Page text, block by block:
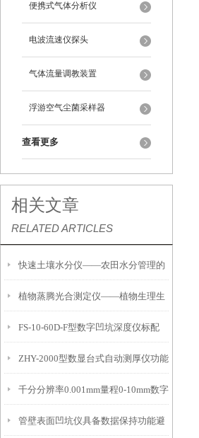
便携式气体分析仪
电波流速仪探头
气体流量调教装置
浮游空气尘菌采样器
查看更多
相关文章
RELATED ARTICLES
快速土壤水分仪——农田水分管理的
便携式检测工具
植物蒸腾光合测定仪——植物生理生
态的实时监测设备
FS-10-60D-F型数字凹坑深度仪标配
IP54级表头分辨率0.01mm量程
10mm！
ZHY-2000型数显台式自动测厚仪功能
特点
千分分辨率0.001mm量程0-10mm数字
埋头度仪技术参数！
管壁表面凹坑仪具备数据保持功能避